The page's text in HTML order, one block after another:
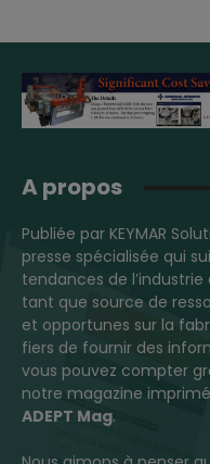
A propos
Publiée par KEYMAR
presse spécialisée qui
tendances de
tant que source de
et opportunes sur la
fiers de fournir des
vous pouvez compter
notre magazine
ADEPT Mag.